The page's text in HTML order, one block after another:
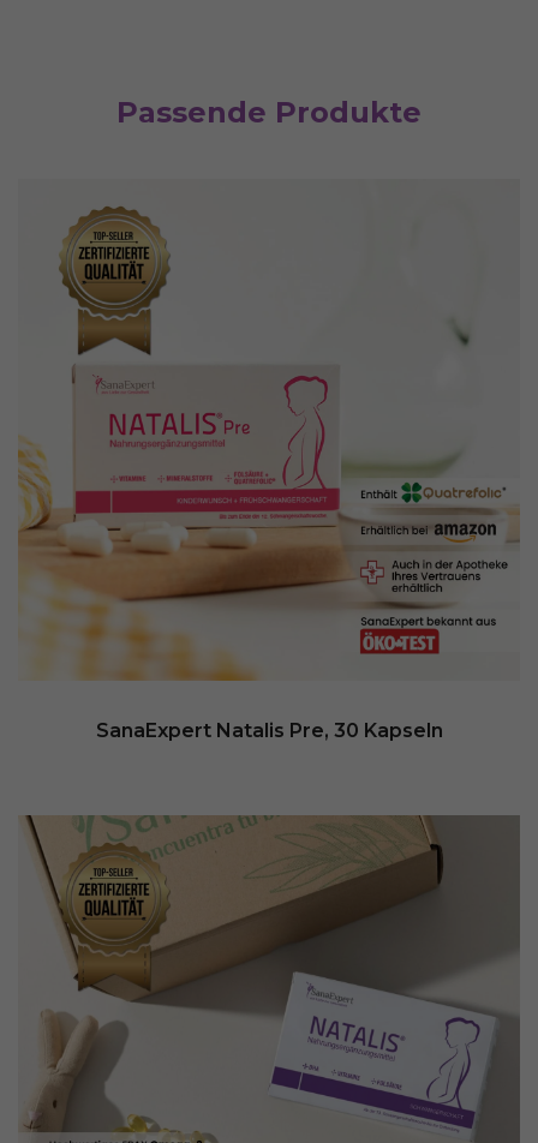
Passende Produkte
SanaExpert Natalis Pre, 30 Kapseln